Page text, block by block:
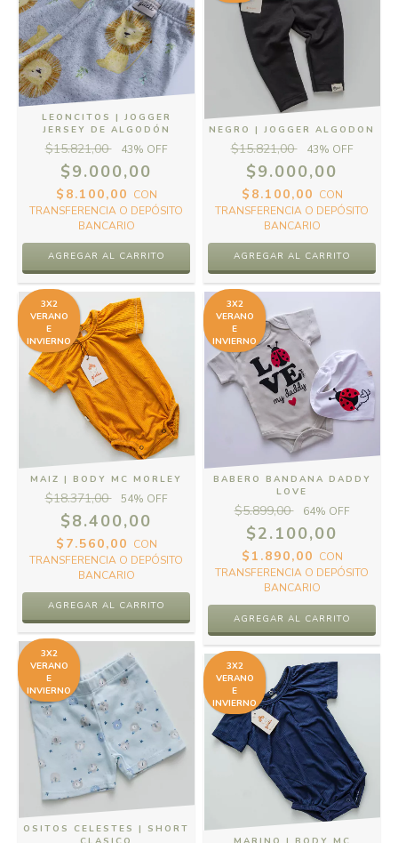
LEONCITOS | JOGGER
JERSEY DE ALGODÓN
$15.821,00 43% OFF
$9.000,00
$8.100,00 CON
TRANSFERENCIA O DEPÓSITO
BANCARIO
AGREGAR AL CARRITO
NEGRO | JOGGER ALGODON
$15.821,00 43% OFF
$9.000,00
$8.100,00 CON
TRANSFERENCIA O DEPÓSITO
BANCARIO
AGREGAR AL CARRITO
3X2
VERANO
E
INVIERNO
MAIZ | BODY MC MORLEY
$18.371,00 54% OFF
$8.400,00
$7.560,00 CON
TRANSFERENCIA O DEPÓSITO
BANCARIO
AGREGAR AL CARRITO
3X2
VERANO
E
INVIERNO
BABERO BANDANA DADDY
LOVE
$5.899,00 64% OFF
$2.100,00
$1.890,00 CON
TRANSFERENCIA O DEPÓSITO
BANCARIO
3X2
VERANO
E
INVIERNO
OSITOS CELESTES | SHORT
3X2
VERANO
E
INVIERNO